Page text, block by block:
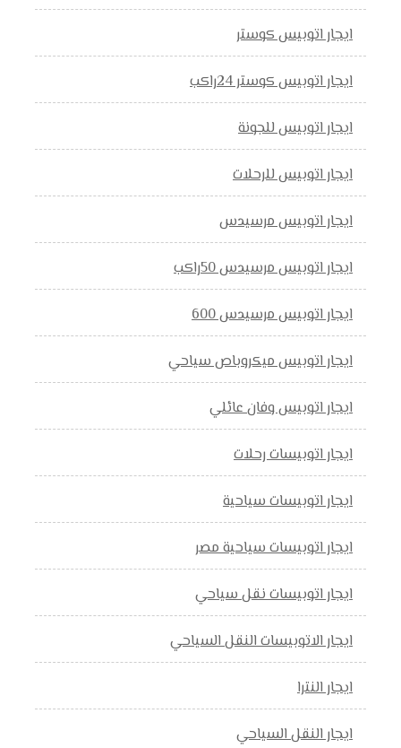
ايجار اتوبيس كوستر
ايجار اتوبيس كوستر 24راكب
ايجار اتوبيس للجونة
ايجار اتوبيس للرحلات
ايجار اتوبيس مرسيدس
ايجار اتوبيس مرسيدس 50راكب
ايجار اتوبيس مرسيدس 600
ايجار اتوبيس ميكروباص سياحي
ايجار اتوبيس وفان عائلي
ايجار اتوبيسات رحلات
ايجار اتوبيسات سياحية
ايجار اتوبيسات سياحية مصر
ايجار اتوبيسات نقل سياحي
ايجار الاتوبيسات النقل السياحي
ايجار النترا
ايجار النقل السياحي